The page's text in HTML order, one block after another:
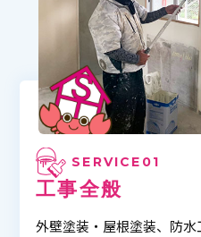
SERVICE01
工事全般
外壁塗装・屋根塗装、防